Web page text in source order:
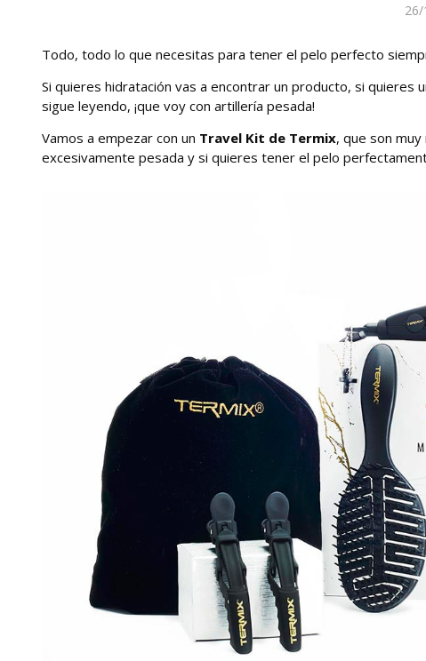
Todo, todo lo que necesitas para tener el pelo perfecto
Si quieres hidratación vas a encontrar un producto, si
sigue leyendo, ¡que voy con artillería pesada!
Vamos a empezar con un Travel Kit de Termix, que son
excesivamente pesada y si quieres tener el pelo